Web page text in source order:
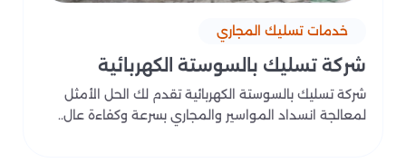
خدمات تسليك المجاري
شركة تسليك بالسوستة الكهربائية
شركة تسليك بالسوستة الكهربائية تقدم لك الحل الأمثل
لمعالجة انسداد المواسير والمجاري بسرعة وكفاءة عال..